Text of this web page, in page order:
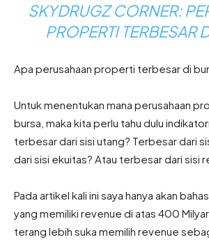
SKYDRUGZ CORNER:
PROPERTI TERBESAR
Apa perusahaan properti terbesar di
Untuk menentukan mana perusahaan
bursa, maka kita perlu tahu dulu
terbesar dari sisi utang? Terbesar dari
dari sisi ekuitas? Atau terbesar dari sisi
Pada artikel kali ini saya hanya akan
yang memiliki revenue di atas 400
terang lebih suka memilih revenue